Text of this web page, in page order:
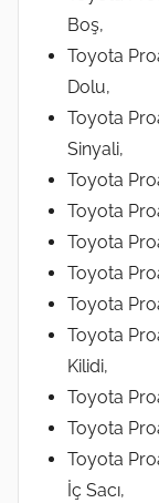
Boş,
Toyota
Dolu,
Toyota
Sinyali,
Toyota
Toyota
Toyota
Toyota
Toyota
Toyota
Kilidi,
Toyota
Toyota
Toyota
İç Sacı,